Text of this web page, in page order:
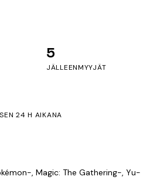
5
JÄLLEENMYYJÄT
24 H AIKANA
, Magic: The Gathering-, Yu-